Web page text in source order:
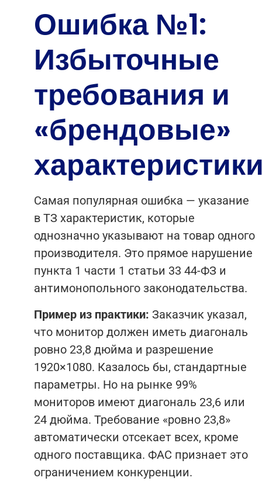
Ошибка №1:
Избыточные
требования и
«брендовые»
Самая популярная ошибка — указание
в ТЗ характеристик, которые
однозначно указывают на товар одного
производителя. Это прямое нарушение
пункта 1 части 1 статьи 33 44-ФЗ и
антимонопольного законодательства.
Пример из практики: Заказчик указал,
что монитор должен иметь диагональ
ровно 23,8 дюйма и разрешение
1920×1080. Казалось бы, стандартные
параметры. Но на рынке 99%
мониторов имеют диагональ 23,6 или
24 дюйма. Требование «ровно 23,8»
автоматически отсекает всех, кроме
одного поставщика. ФАС признает это
ограничением конкуренции.